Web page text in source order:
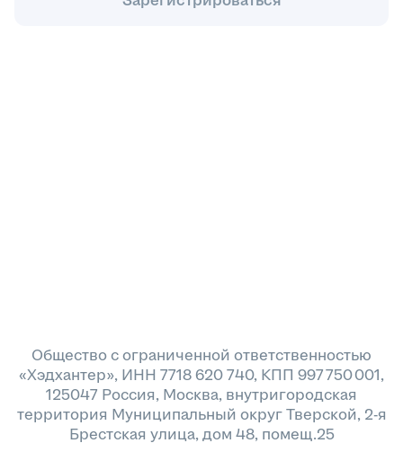
Общество с ограниченной ответственностью
«Хэдхантер», ИНН 7718 620 740, КПП 997 750 001,
125047 Россия, Москва, внутригородская
территория Муниципальный округ Тверской, 2-я
Брестская улица, дом 48, помещ.25